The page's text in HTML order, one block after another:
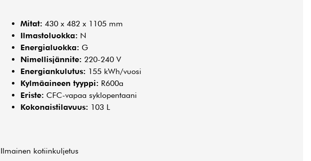
Mitat: 430 x 482 x 1105 mm
Ilmastoluokka: N
Energialuokka: G
Nimellisjännite: 220-240 V
Energiankulutus: 155 kWh/vuosi
Kylmäaineen tyyppi: R600a
Eriste: CFC-vapaa syklopentaani
Kokonaistilavuus: 103 L
Ilmainen kotiinkuljetus